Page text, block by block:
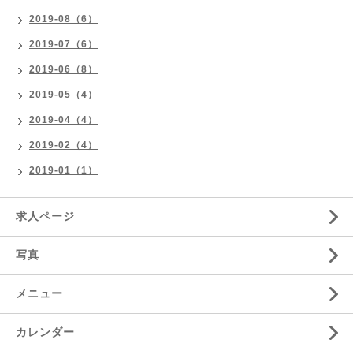
2019-08（6）
2019-07（6）
2019-06（8）
2019-05（4）
2019-04（4）
2019-02（4）
2019-01（1）
求人ページ
写真
メニュー
カレンダー